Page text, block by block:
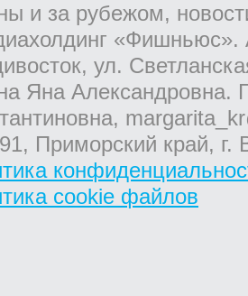
и за рубежом,
«Фишньюс».
ул.
Яна Александровна.
Приморский край,
cookie файлов